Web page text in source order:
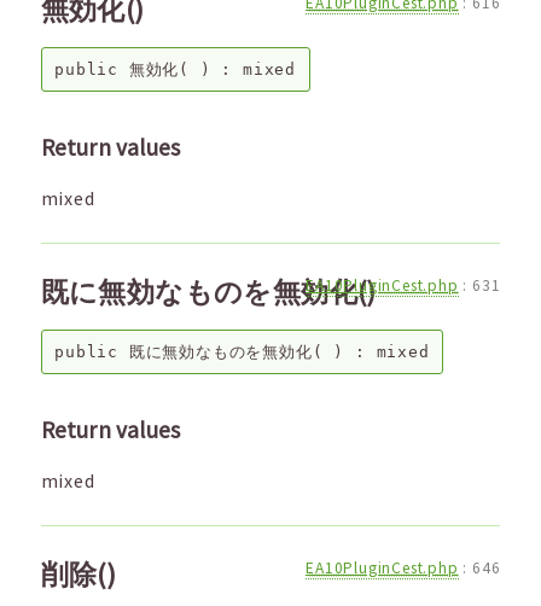
無効化()
public 無効化 ( ) :mixed
Return values
mixed
既に無効なものを無効化()EA10PluginCest.php : 631
public 既に無効なものを無効化 ( ) : mixed
Return values
mixed
削除() EA10PluginCest.php : 646